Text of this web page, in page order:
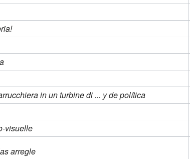
in un turbine di ... y de política
visuelle
arregle